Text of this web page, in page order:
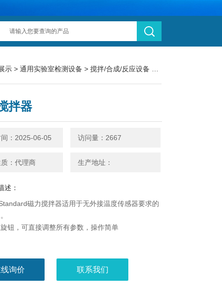
示 > 通用实验室检测设备 > 搅拌/合成/反应设备
拌器
：2025-06-05 访问量：2667
：代理商 生产地址：
述：
磁力搅拌器适用于无外接温度传感器要求的
钮，可直接调整所有参数，操作简单
询价 联系我们